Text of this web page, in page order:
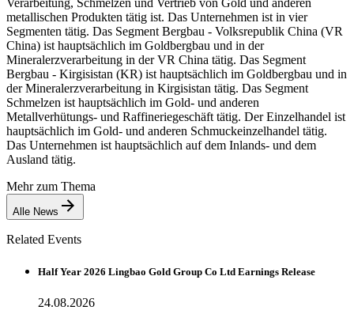
metallischen Produkten tätig ist. Das Unternehmen ist in vier
Segmenten tätig. Das Segment Bergbau - Volksrepublik China (VR
China) ist hauptsächlich im Goldbergbau und in der
Mineralerzverarbeitung in der VR China tätig. Das Segment
Bergbau - Kirgisistan (KR) ist hauptsächlich im Goldbergbau und in
der Mineralerzverarbeitung in Kirgisistan tätig. Das Segment
Schmelzen ist hauptsächlich im Gold- und anderen
Metallverhütungs- und Raffineriegeschäft tätig. Der Einzelhandel ist
hauptsächlich im Gold- und anderen Schmuckeinzelhandel tätig.
Das Unternehmen ist hauptsächlich auf dem Inlands- und dem
Ausland tätig.
Mehr zum Thema
Alle News
Related Events
Half Year 2026 Lingbao Gold Group Co Ltd Earnings Release
24.08.2026